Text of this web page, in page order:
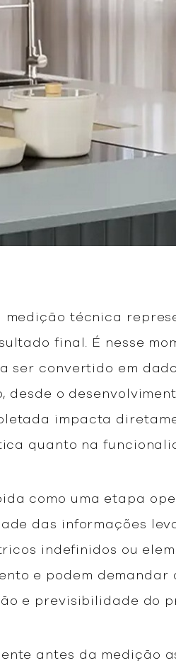
medição técnica
final. É nesse
ser convertido em
o
impacta
quanto na
como uma etapa
das informações
indefinidos ou
e podem demandar
e previsibilidade do
antes da medição